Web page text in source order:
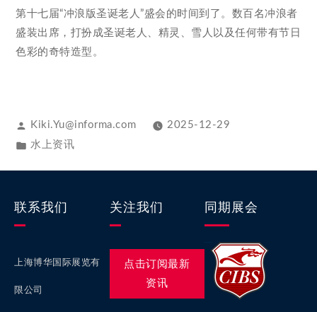
第十七届“冲浪版圣诞老人”盛会的时间到了。数百名冲浪者
盛装出席，打扮成圣诞老人、精灵、雪人以及任何带有节日
色彩的奇特造型。
Kiki.Yu@informa.com
2025-12-29
水上资讯
联系我们
上海博华国际展览有
限公司
关注我们
点击订阅最新
资讯
同期展会